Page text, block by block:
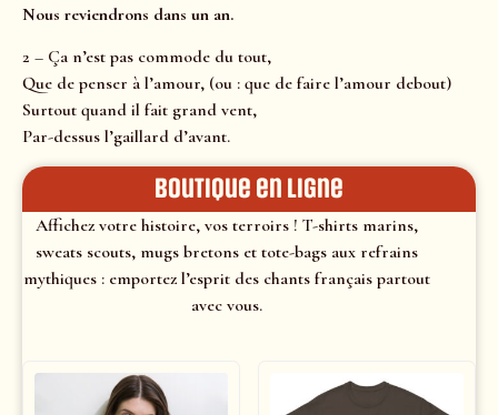
Nous reviendrons dans un an.
2 – Ça n’est pas commode du tout,
Que de penser à l’amour, (ou : que de faire l’amour debout)
Surtout quand il fait grand vent,
Par-dessus l’gaillard d’avant.
Boutique en ligne
Affichez votre histoire, vos terroirs ! T-shirts marins,
sweats scouts, mugs bretons et tote-bags aux refrains
mythiques : emportez l’esprit des chants français partout
avec vous.